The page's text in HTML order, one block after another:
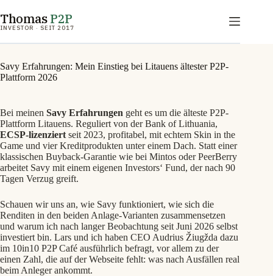
Inhalt
springen
ThomasP2P
INVESTOR · SEIT 2017
Savy Erfahrungen: Mein Einstieg bei Litauens ältester P2P-
Plattform 2026
Bei meinen Savy Erfahrungen geht es um die älteste P2P-
Plattform Litauens. Reguliert von der Bank of Lithuania,
ECSP-lizenziert seit 2023, profitabel, mit echtem Skin in the
Game und vier Kreditprodukten unter einem Dach. Statt einer
klassischen Buyback-Garantie wie bei Mintos oder PeerBerry
arbeitet Savy mit einem eigenen Investors‘ Fund, der nach 90
Tagen Verzug greift.
Schauen wir uns an, wie Savy funktioniert, wie sich die
Renditen in den beiden Anlage-Varianten zusammensetzen
und warum ich nach langer Beobachtung seit Juni 2026 selbst
investiert bin. Lars und ich haben CEO Audrius Žiugžda dazu
im 10in10 P2P Café ausführlich befragt, vor allem zu der
einen Zahl, die auf der Webseite fehlt: was nach Ausfällen real
beim Anleger ankommt.